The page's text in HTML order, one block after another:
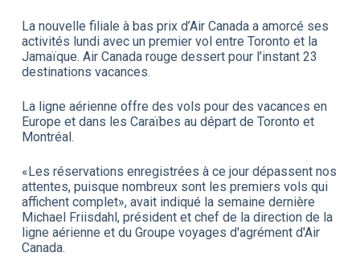
La nouvelle filiale à bas prix d’Air Canada a amorcé ses
activités lundi avec un premier vol entre Toronto et la
Jamaïque. Air Canada rouge dessert pour l’instant 23
destinations vacances.
La ligne aérienne offre des vols pour des vacances en
Europe et dans les Caraïbes au départ de Toronto et
Montréal.
«Les réservations enregistrées à ce jour dépassent nos
attentes, puisque nombreux sont les premiers vols qui
affichent complet», avait indiqué la semaine dernière
Michael Friisdahl, président et chef de la direction de la
ligne aérienne et du Groupe voyages d'agrément d'Air
Canada.